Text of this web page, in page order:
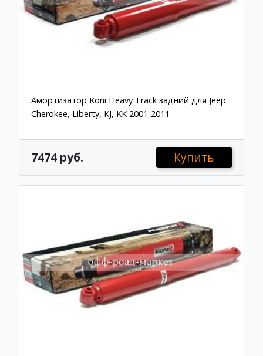
Амортизатор Koni Heavy Track задний для Jeep
Cherokee, Liberty, KJ, KK 2001-2011
7474 руб. Купить